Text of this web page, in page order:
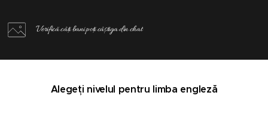
Verifică câți bani poți câștiga din chat
Alegeți nivelul pentru limba engleză